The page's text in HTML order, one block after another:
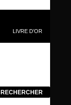
LIVRE D’OR
RECHERCHER